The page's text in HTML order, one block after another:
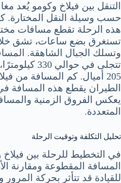
التنقل بين فيلاخ وكومو يُعد
حسب وسيلة النقل المختارة.
هذه الرحلة تقطع مسافات
تستغرق بضع ساعات، تشق
وتسلك الجبال الشاهقة.
تتجلى في
205 أميال. كم المسافة من
الطيران يقطع هذه المسافة
يعكس الفروق الزمنية
المتعددة.
تحليل التكلفة وتوقيت الرحلة
في التخطيط للرحلة بين فيلاخ
المسافة المقطوعة ومقارنة
للقيادة قد تتأثر بحركة المرور